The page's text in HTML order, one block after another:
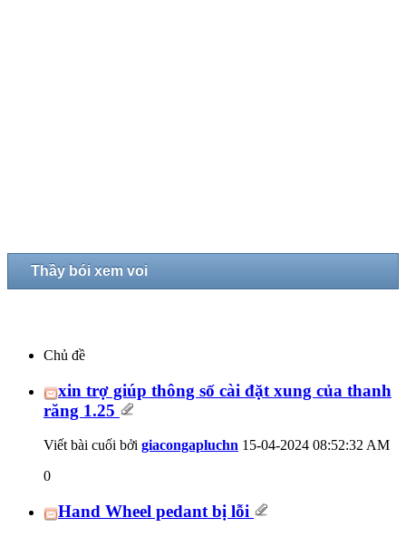
Thầy bói xem voi
Chủ đề
xin trợ giúp thông số cài đặt xung của thanh
răng 1.25
Viết bài cuối bởi giacongapluchn 15-04-2024 08:52:32 AM
0
Hand Wheel pedant bị lỗi